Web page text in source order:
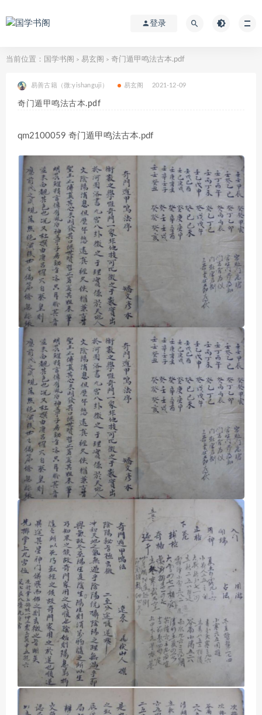
登录
当前位置： 国学书阁 > 易玄阁 > 奇门遁甲鸣法古本.pdf
易善古籍（微:yishanguji） 易玄阁 2021-12-09
奇门遁甲鸣法古本.pdf
qm2100059 奇门遁甲鸣法古本.pdf